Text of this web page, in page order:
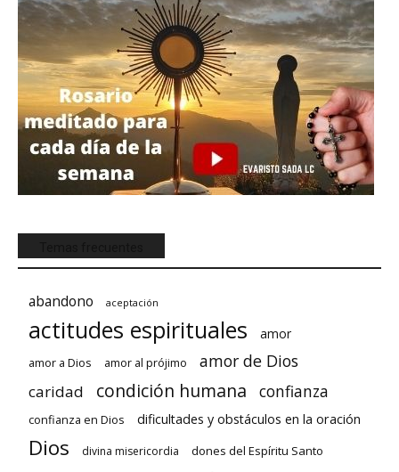
abandono aceptación
actitudes espirituales amor
amor a Dios amor al prójimo amor de Dios
caridad condición humana confianza
confianza en Dios dificultades y obstáculos en la oración
Dios divina misericordia dones del Espíritu Santo